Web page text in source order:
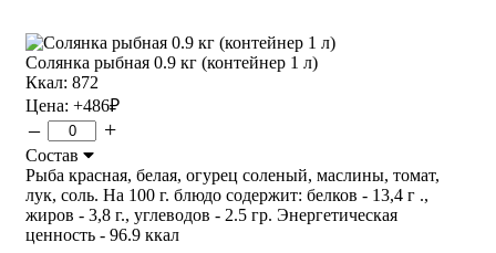
Солянка рыбная 0.9 кг (контейнер 1 л)
Ккал: 872
Цена: +486₽
– +
Состав
Рыба красная, белая, огурец соленый, маслины, томат,
лук, соль. На 100 г. блюдо содержит: белков - 13,4 г .,
жиров - 3,8 г., углеводов - 2.5 гр. Энергетическая
ценность - 96.9 ккал